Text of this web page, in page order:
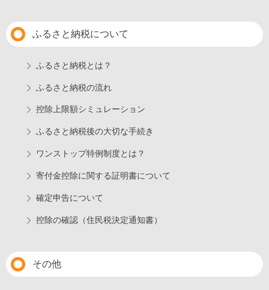
ふるさと納税について
ふるさと納税とは？
ふるさと納税の流れ
控除上限額シミュレーション
ふるさと納税後の大切な手続き
ワンストップ特例制度とは？
寄付金控除に関する証明書について
確定申告について
控除の確認（住民税決定通知書）
その他